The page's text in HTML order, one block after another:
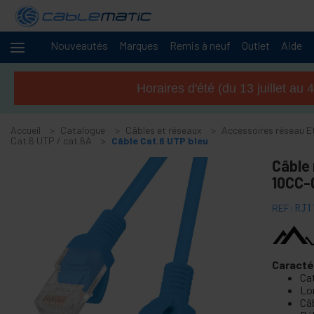
Nouveautés Marques Remis à neuf Outlet Aide
Câbles
-
Accessoires FireWire
+
Adaptateur Bluetooth et accessoires
Adaptateur RS232
câble BCC
Cable et adaptateur MIDI
Câbles et accessoires USB
Câbles CISCO Systems
Horaires d'été (du 13 juillet au
Accueil Catalogue Câbles et réseaux Accessoires réseau
Cat.6 UTP / cat.6A
Câble Cat.6 UTP bleu
REF: